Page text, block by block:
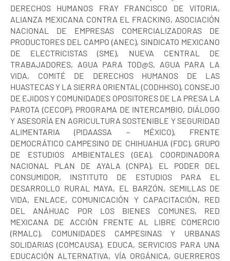
DERECHOS HUMANOS FRAY FRANCISCO DE VITORIA,
ALIANZA MEXICANA CONTRA EL FRACKING, ASOCIACIÓN
NACIONAL DE EMPRESAS COMERCIALIZADORAS DE
PRODUCTORES DEL CAMPO (ANEC), SINDICATO MEXICANO
DE ELECTRICISTAS (SME), NUEVA CENTRAL DE
TRABAJADORES, AGUA PARA TOD@S, AGUA PARA LA
VIDA, COMITÉ DE DERECHOS HUMANOS DE LAS
HUASTECAS Y LA SIERRA ORIENTAL (CODHHSO), CONSEJO
DE EJIDOS Y COMUNIDADES OPOSITORES DE LA PRESA LA
PAROTA (CECOP), PROGRAMA DE INTERCAMBIO, DIÁLOGO
Y ASESORÍA EN AGRICULTURA SOSTENIBLE Y SEGURIDAD
ALIMENTARIA (PIDAASSA – MÉXICO), FRENTE
DEMOCRÁTICO CAMPESINO DE CHIHUAHUA (FDC), GRUPO
DE ESTUDIOS AMBIENTALES (GEA), COORDINADORA
NACIONAL PLAN DE AYALA (CNPA), EL PODER DEL
CONSUMIDOR, INSTITUTO DE ESTUDIOS PARA EL
DESARROLLO RURAL MAYA, EL BARZÓN, SEMILLAS DE
VIDA, ENLACE, COMUNICACIÓN Y CAPACITACIÓN, RED
DEL ANÁHUAC POR LOS BIENES COMUNES, RED
MEXICANA DE ACCIÓN FRENTE AL LIBRE COMERCIO
(RMALC), COMUNIDADES CAMPESINAS Y URBANAS
SOLIDARIAS (COMCAUSA), EDUCA, SERVICIOS PARA UNA
EDUCACIÓN ALTERNATIVA, VÍA ORGÁNICA, GUERREROS